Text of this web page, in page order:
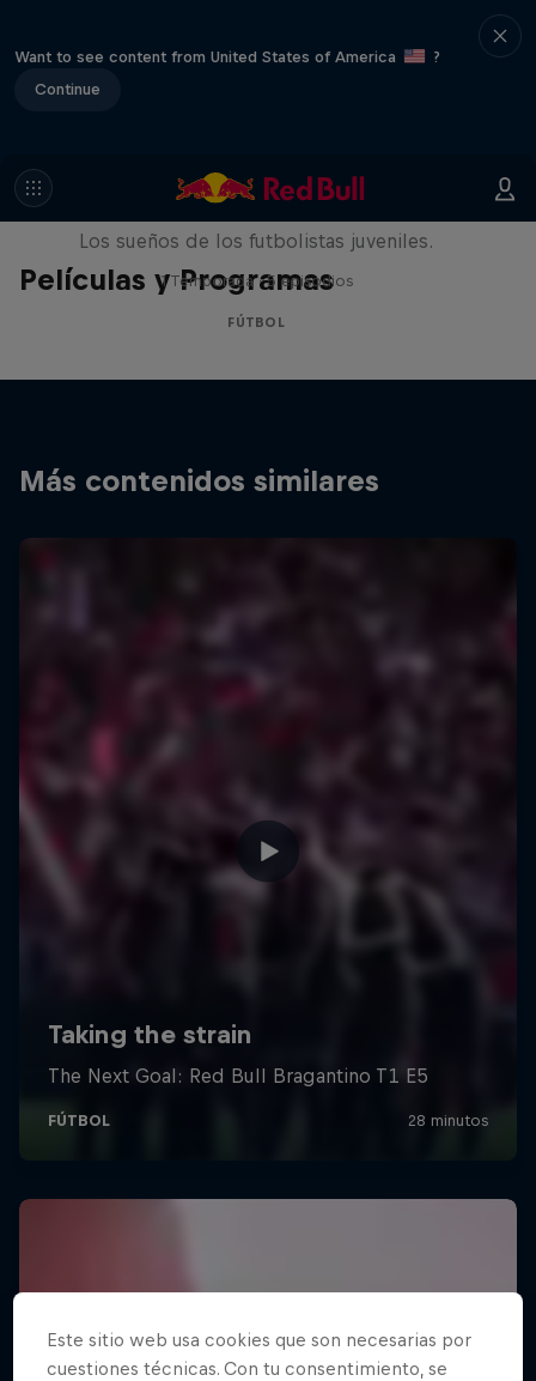
Want to see content from United States of America
?
Continue
Películas y Programas
Signed or Released
Los sueños de los futbolistas juveniles.
1 Temporada · 5 episodios
FÚTBOL
Más contenidos similares
Este sitio web usa cookies que son necesarias por
cuestiones técnicas. Con tu consentimiento, se